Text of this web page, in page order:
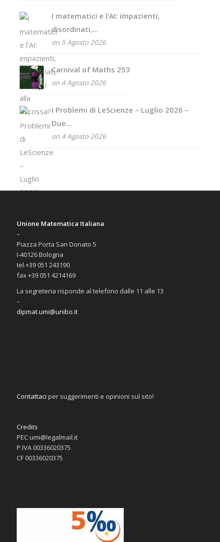
I matematici e l’AI: impazienti,
disordinati,...
on 5 Agosto 2026
Carnival of Maths 253
on 4 Agosto 2026
I Problemi di LeScienze – Luglio 2026 –
Due...
on 4 Agosto 2026
Unione Matematica Italiana
–
Piazza Porta San Donato 5
I-40126 Bologna
tel.+39 051 243190
fax +39 051 4214169
La segreteria risponde al telefono dalle 11 alle 13
–
dipmat.umi@unibo.it
Contattaci per suggerimenti e opinioni sul sito!
Credits
PEC umi@legalmail.it
P.IVA 00336020375
CF 00336020375